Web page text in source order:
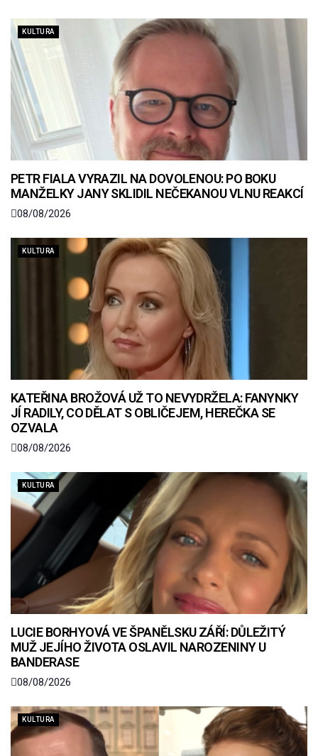
KULTURA
PETR FIALA VYRAZIL NA DOVOLENOU: PO BOKU
MANŽELKY JANY SKLIDIL NEČEKANOU VLNU REAKCÍ
08/08/2026
KULTURA
KATEŘINA BROŽOVÁ UŽ TO NEVYDRŽELA: FANYNKY
JÍ RADILY, CO DĚLAT S OBLIČEJEM, HEREČKA SE
OZVALA
08/08/2026
KULTURA
LUCIE BORHYOVÁ VE ŠPANĚLSKU ZÁŘÍ: DŮLEŽITÝ
MUŽ JEJÍHO ŽIVOTA OSLAVIL NAROZENINY U
BANDERASE
08/08/2026
KULTURA